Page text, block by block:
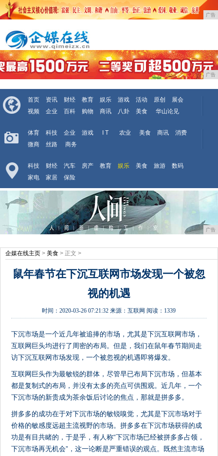
广告
广告
首页 资讯 财经 教育 娱乐 游戏 活动 原创
展会
视频
企业 百科 购物 商讯 八卦 美食 华山论见
体育 科技 企业 游戏 I T 农业 美食 商讯
消费
微商
丝路 商务
科技 财经 汽车 房产 教育 娱乐 美食 旅游
数码
家电
家居 保险
广告
企媒在线主页 > 美食 > 正文 >
鼠年春节在下沉互联网市场发现一个被忽
视的机遇
时间：2020-03-26 07:21:32 来源：互联网 阅读：1339
下沉市场是一个近几年被追捧的市场，尤其是下沉互联网市场，
互联网巨头均进行了周密的布局。但是，我们在鼠年春节期间走
访下沉互联网市场发现，一个被忽视的机遇即将爆发。
互联网巨头作为最敏锐的群体，尽管早已布局下沉市场，但基本
都是复制式的布局，并没有太多的亮点可供围观。近几年，一个
下沉市场的新贵成为茶余饭后讨论的焦点，那就是拼多多。
拼多多的成功在于对下沉市场的敏锐嗅觉，尤其是下沉市场对于
价格的敏感度远超主流视野的市场。拼多多在下沉市场获得的成
功是有目共睹的，于是乎，有人称“下沉市场已经被拼多多占领，
下沉市场再无机会”，这一论断是严重错误的观点。既然主流市场